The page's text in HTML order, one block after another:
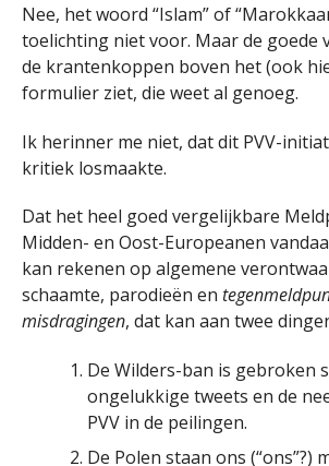
Nee, het woord “Islam” of
toelichting niet voor. Maar de goede
de krantenkoppen boven het (ook
formulier ziet, die weet al genoeg.
Ik herinner me niet, dat dit PVV-
kritiek losmaakte.
Dat het heel goed vergelijkbare
Midden- en Oost-Europeanen
kan rekenen op algemene
schaamte, parodieën en
misdragingen, dat kan aan twee
De Wilders-ban is gebroken
ongelukkige tweets en de
PVV in de peilingen.
De Polen staan ons (“ons”?)